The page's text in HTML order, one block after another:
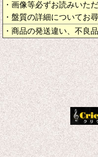
・画像等必ずお読みいた
・盤質の詳細についてお
・商品の発送違い、不良